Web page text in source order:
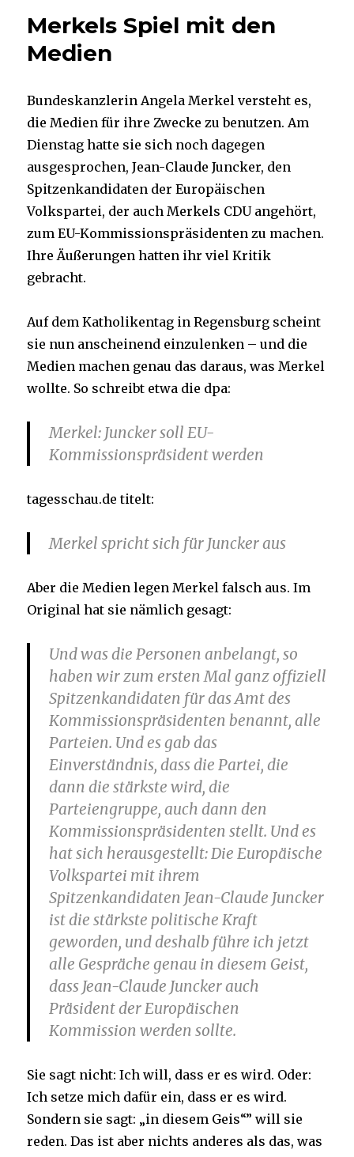
ein
und
langsam.“
Merkels Spiel mit den
Medien
Bundeskanzlerin Angela Merkel versteht es,
die Medien für ihre Zwecke zu benutzen. Am
Dienstag hatte sie sich noch dagegen
ausgesprochen, Jean-Claude Juncker, den
Spitzenkandidaten der Europäischen
Volkspartei, der auch Merkels CDU angehört,
zum EU-Kommissionspräsidenten zu machen.
Ihre Äußerungen hatten ihr viel Kritik
gebracht.
Auf dem Katholikentag in Regensburg scheint
sie nun anscheinend einzulenken – und die
Medien machen genau das daraus, was Merkel
wollte. So schreibt etwa die dpa:
Merkel: Juncker soll EU-
Kommissionspräsident werden
tagesschau.de titelt:
Merkel spricht sich für Juncker aus
Aber die Medien legen Merkel falsch aus. Im
Original hat sie nämlich gesagt:
Und was die Personen anbelangt, so
haben wir zum ersten Mal ganz offiziell
Spitzenkandidaten für das Amt des
Kommissionspräsidenten benannt, alle
Parteien. Und es gab das
Einverständnis, dass die Partei, die
dann die stärkste wird, die
Parteiengruppe, auch dann den
Kommissionspräsidenten stellt. Und es
hat sich herausgestellt: Die Europäische
Volkspartei mit ihrem
Spitzenkandidaten Jean-Claude Juncker
ist die stärkste politische Kraft
geworden, und deshalb führe ich jetzt
alle Gespräche genau in diesem Geist,
dass Jean-Claude Juncker auch
Präsident der Europäischen
Kommission werden sollte.
Sie sagt nicht: Ich will, dass er es wird. Oder:
Ich setze mich dafür ein, dass er es wird.
Sondern sie sagt: „in diesem Geis“” will sie
reden. Das ist aber nichts anderes als das, was